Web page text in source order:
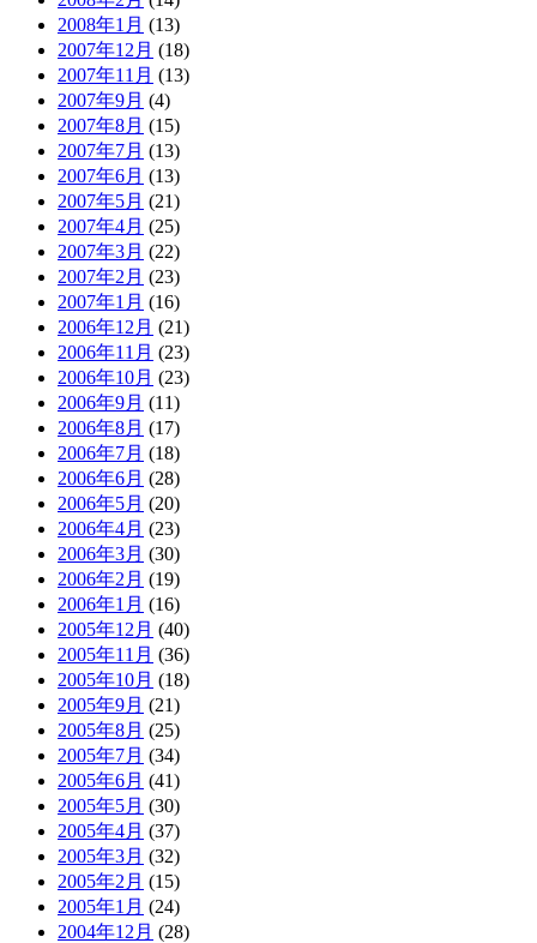
2008年1月 (13)
2007年12月 (18)
2007年11月 (13)
2007年9月 (4)
2007年8月 (15)
2007年7月 (13)
2007年6月 (13)
2007年5月 (21)
2007年4月 (25)
2007年3月 (22)
2007年2月 (23)
2007年1月 (16)
2006年12月 (21)
2006年11月 (23)
2006年10月 (23)
2006年9月 (11)
2006年8月 (17)
2006年7月 (18)
2006年6月 (28)
2006年5月 (20)
2006年4月 (23)
2006年3月 (30)
2006年2月 (19)
2006年1月 (16)
2005年12月 (40)
2005年11月 (36)
2005年10月 (18)
2005年9月 (21)
2005年8月 (25)
2005年7月 (34)
2005年6月 (41)
2005年5月 (30)
2005年4月 (37)
2005年3月 (32)
2005年2月 (15)
2005年1月 (24)
2004年12月 (28)